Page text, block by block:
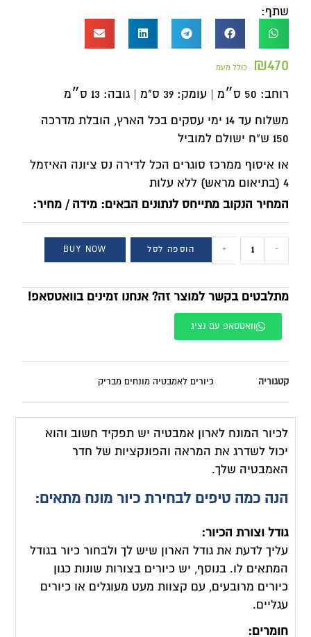
שתף:
₪470 כולל מעמ
רוחב: 50 ס״מ | עומק: 39 ס"מ | גובה: 13 ס״מ
משלוח עד 14 ימי עסקים בכל הארץ, הובלת מדרכה
150 ש”ח ישולם למוביל
או איסוף ממרכז סוגרים הכל לדירה נס ציונה האיזמל
4 (בתיאום מראש) ללא עלות
המחיר הנקוב מתייחס לנתונים הבאים: מידה / מחיר:
-
+ הוספה לסל BUY NOW
מתלבטים בקשר למוצר זה? אנחנו זמינים בוואטסאפ!
וואטסאפ עם נציג
קטגוריה כיורים לאמבטיה מונחים מבריק
לכיור המונח לארון אמבטיה יש תפקיד חשוב והוא
יכול לשדרג את המראה והפונקציות של חדר
האמבטיה שלך.
הנה כמה טיפים לבחירת כיור מונח מתאים:
גודל וצורת הכיור:
עליך לדעת את גודל הארון שיש לך ולבחור כיור בגודל
המתאים לו. בנוסף, יש כיורים בצורות שונות כגון
כיורים מרובעים, עם קצוות מעט מעוגלים או כיורים
עגליים.
חומרים: